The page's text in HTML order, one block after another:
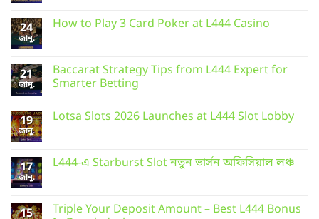
24
জানু.
How to Play 3 Card Poker at L444 Casino
21
জানু.
Baccarat Strategy Tips from L444 Expert for
Smarter Betting
19
জানু.
Lotsa Slots 2026 Launches at L444 Slot Lobby
17
জানু.
L444-এ Starburst Slot নতুন ভার্সন অফিসিয়াল লঞ্চ
15
Triple Your Deposit Amount – Best L444 Bonus